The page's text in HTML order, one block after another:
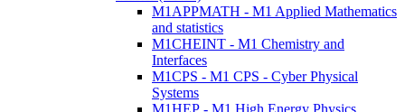
M1APPMATH - M1 Applied Mathematics
and statistics
M1CHEINT - M1 Chemistry and
Interfaces
M1CPS - M1 CPS - Cyber Physical
Systems
M1HEP - M1 High Energy Physics